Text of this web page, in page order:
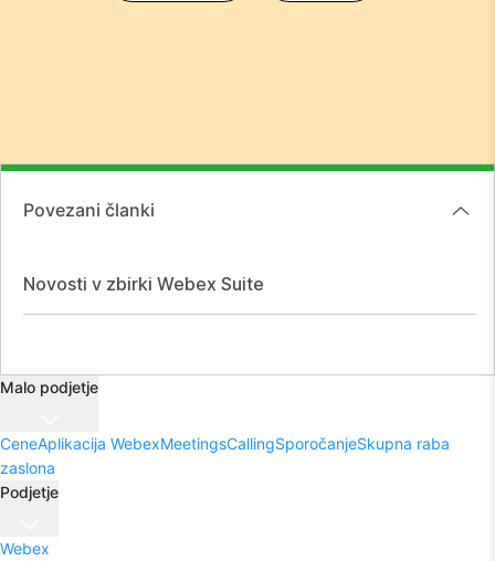
Povezani članki
Novosti v zbirki Webex Suite
Malo podjetje
CeneAplikacija WebexMeetingsCallingSporočanjeSkupna raba
zaslona
Podjetje
Webex